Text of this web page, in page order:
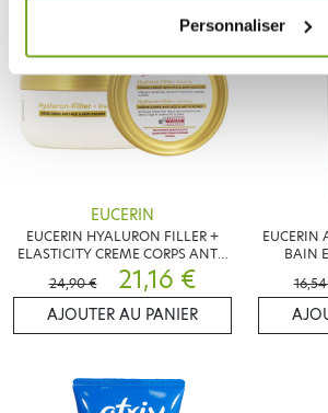
Personnaliser
-15
EUCERIN
EUCERIN HYALURON FILLER +
ELASTICITY CREME CORPS ANTI-
AGE & ANTI-TACHES 200ML
24,90 € 21,16 €
AJOUTER AU PANIER
EUCERIN
BAIN